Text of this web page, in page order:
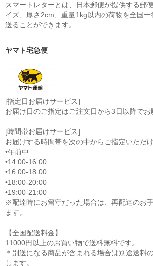
スマートレターとは、日本郵便が提供する郵
イズ、厚さ2cm、重量1kg以内の荷物を全国
送ることができます。
ヤマト宅急便
[指定日お届けサービス]
お届け日のご指定はご注文日から3日以降でお
[時間帯お届けサービス]
お届けする時間帯を次の中からご指定いただけ
•午前中
•14:00-16:00
•16:00-18:00
•18:00-20:00
•19:00-21:00
※配達時にお留守だった場合は、再配達のお
ます。
【全国配送料金】
11000円以上のお買い物で送料無料です。
＊別送になる商品が含まれる場合は別途送料
します。